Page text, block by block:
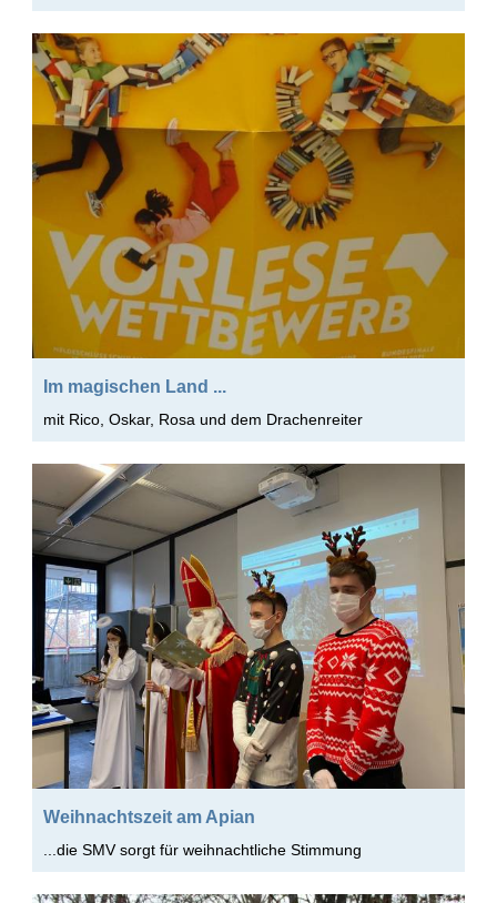
Im magischen Land ...
mit Rico, Oskar, Rosa und dem Drachenreiter
Weihnachtszeit am Apian
...die SMV sorgt für weihnachtliche Stimmung